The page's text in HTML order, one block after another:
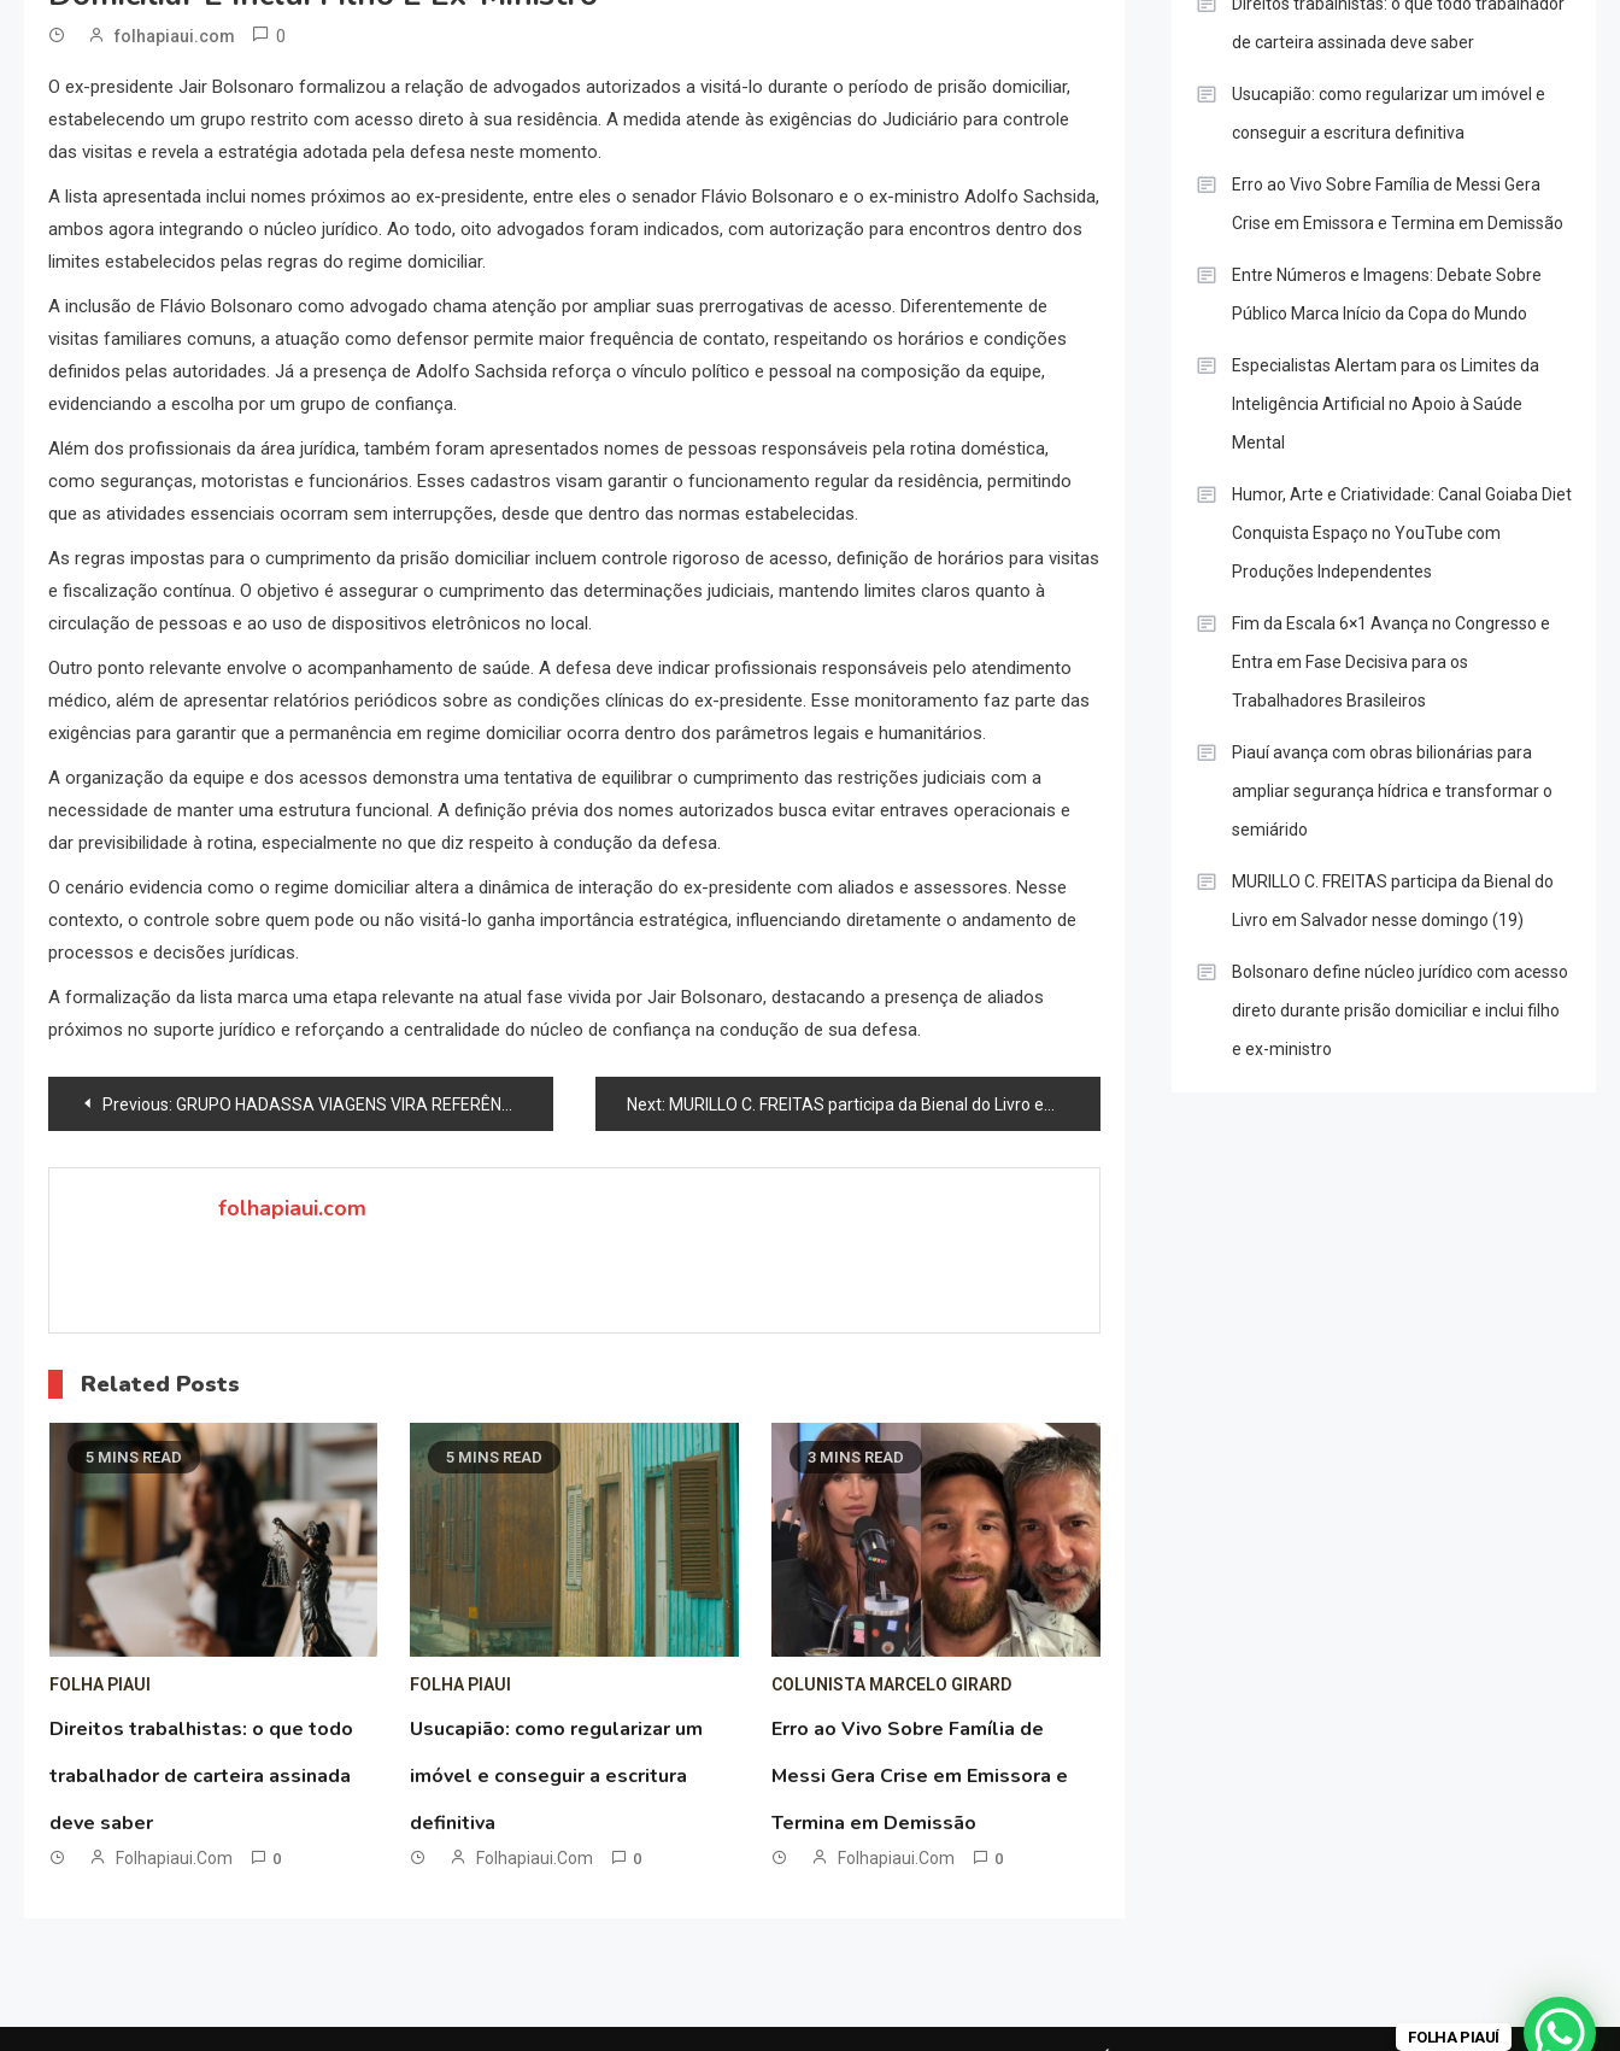
folhapiaui.com 0
O ex-presidente Jair Bolsonaro formalizou a relação de advogados autorizados a visitá-lo durante o período de prisão domiciliar,
estabelecendo um grupo restrito com acesso direto à sua residência. A medida atende às exigências do Judiciário para controle
das visitas e revela a estratégia adotada pela defesa neste momento.
A lista apresentada inclui nomes próximos ao ex-presidente, entre eles o senador Flávio Bolsonaro e o ex-ministro Adolfo Sachsida,
ambos agora integrando o núcleo jurídico. Ao todo, oito advogados foram indicados, com autorização para encontros dentro dos
limites estabelecidos pelas regras do regime domiciliar.
A inclusão de Flávio Bolsonaro como advogado chama atenção por ampliar suas prerrogativas de acesso. Diferentemente de
visitas familiares comuns, a atuação como defensor permite maior frequência de contato, respeitando os horários e condições
definidos pelas autoridades. Já a presença de Adolfo Sachsida reforça o vínculo político e pessoal na composição da equipe,
evidenciando a escolha por um grupo de confiança.
Além dos profissionais da área jurídica, também foram apresentados nomes de pessoas responsáveis pela rotina doméstica,
como seguranças, motoristas e funcionários. Esses cadastros visam garantir o funcionamento regular da residência, permitindo
que as atividades essenciais ocorram sem interrupções, desde que dentro das normas estabelecidas.
As regras impostas para o cumprimento da prisão domiciliar incluem controle rigoroso de acesso, definição de horários para visitas
e fiscalização contínua. O objetivo é assegurar o cumprimento das determinações judiciais, mantendo limites claros quanto à
circulação de pessoas e ao uso de dispositivos eletrônicos no local.
Outro ponto relevante envolve o acompanhamento de saúde. A defesa deve indicar profissionais responsáveis pelo atendimento
médico, além de apresentar relatórios periódicos sobre as condições clínicas do ex-presidente. Esse monitoramento faz parte das
exigências para garantir que a permanência em regime domiciliar ocorra dentro dos parâmetros legais e humanitários.
A organização da equipe e dos acessos demonstra uma tentativa de equilibrar o cumprimento das restrições judiciais com a
necessidade de manter uma estrutura funcional. A definição prévia dos nomes autorizados busca evitar entraves operacionais e
dar previsibilidade à rotina, especialmente no que diz respeito à condução da defesa.
O cenário evidencia como o regime domiciliar altera a dinâmica de interação do ex-presidente com aliados e assessores. Nesse
contexto, o controle sobre quem pode ou não visitá-lo ganha importância estratégica, influenciando diretamente o andamento de
processos e decisões jurídicas.
A formalização da lista marca uma etapa relevante na atual fase vivida por Jair Bolsonaro, destacando a presença de aliados
próximos no suporte jurídico e reforçando a centralidade do núcleo de confiança na condução de sua defesa.
Navegação
de
Previous: GRUPO HADASSA VIAGENS VIRA REFERÊNCIA MUNDIAL, ATINGE 1.2 MILHÃO DE EMBARQUES, 635.000 CLIENTES CADASTRADOS E IMPLANTA BANCO DIGITAL COM MAIS DE 300 SERVIÇOS Next: MURILLO C. FREITAS participa da Bienal do Livro em Salvador nesse domingo (19)
folhapiaui.com
Related Posts
5 MINS READ
FOLHA PIAUI
Direitos trabalhistas: o que todo
trabalhador de carteira assinada
deve saber
Folhapiaui.com 0
5 MINS READ
FOLHA PIAUI
Usucapião: como regularizar um
imóvel e conseguir a escritura
definitiva
Folhapiaui.com 0
3 MINS READ
COLUNISTA MARCELO GIRARD
Erro ao Vivo Sobre Família de
Messi Gera Crise em Emissora e
Termina em Demissão
Folhapiaui.com 0
Direitos trabalhistas: o que todo trabalhador
de carteira assinada deve saber
Usucapião: como regularizar um imóvel e
conseguir a escritura definitiva
Erro ao Vivo Sobre Família de Messi Gera
Crise em Emissora e Termina em Demissão
Entre Números e Imagens: Debate Sobre
Público Marca Início da Copa do Mundo
Especialistas Alertam para os Limites da
Inteligência Artificial no Apoio à Saúde
Mental
Humor, Arte e Criatividade: Canal Goiaba Diet
Conquista Espaço no YouTube com
Produções Independentes
Fim da Escala 6×1 Avança no Congresso e
Entra em Fase Decisiva para os
Trabalhadores Brasileiros
Piauí avança com obras bilionárias para
ampliar segurança hídrica e transformar o
semiárido
MURILLO C. FREITAS participa da Bienal do
Livro em Salvador nesse domingo (19)
Bolsonaro define núcleo jurídico com acesso
direto durante prisão domiciliar e inclui filho
e ex-ministro
FOLHA PIAUÍ